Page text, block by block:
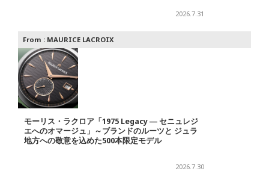
2026.7.31
From : MAURICE LACROIX
モーリス・ラクロア「1975 Legacy ― セニュレジ
エへのオマージュ」～ブランドのルーツと ジュラ
地方への敬意を込めた500本限定モデル
2026.7.30